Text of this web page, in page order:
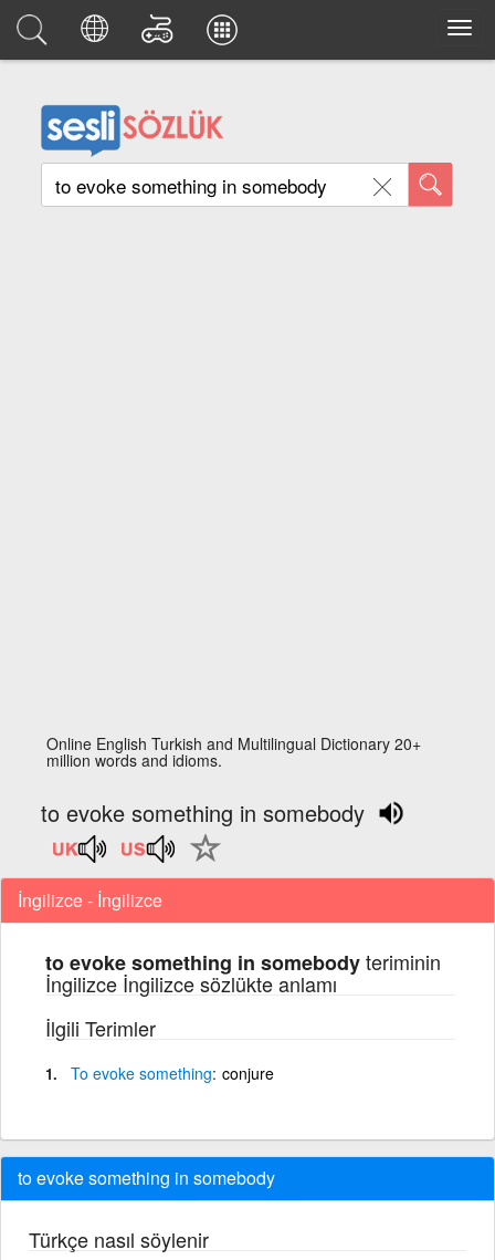
Online English Turkish and Multilingual Dictionary 20+
million words and idioms.
to evoke something in somebody
İngilizce - İngilizce
to evoke something in somebodyteriminin
İngilizce İngilizce sözlükte anlamı
İlgili Terimler
To evoke something conjure
to evoke something in somebody
Türkçe nasıl söylenir